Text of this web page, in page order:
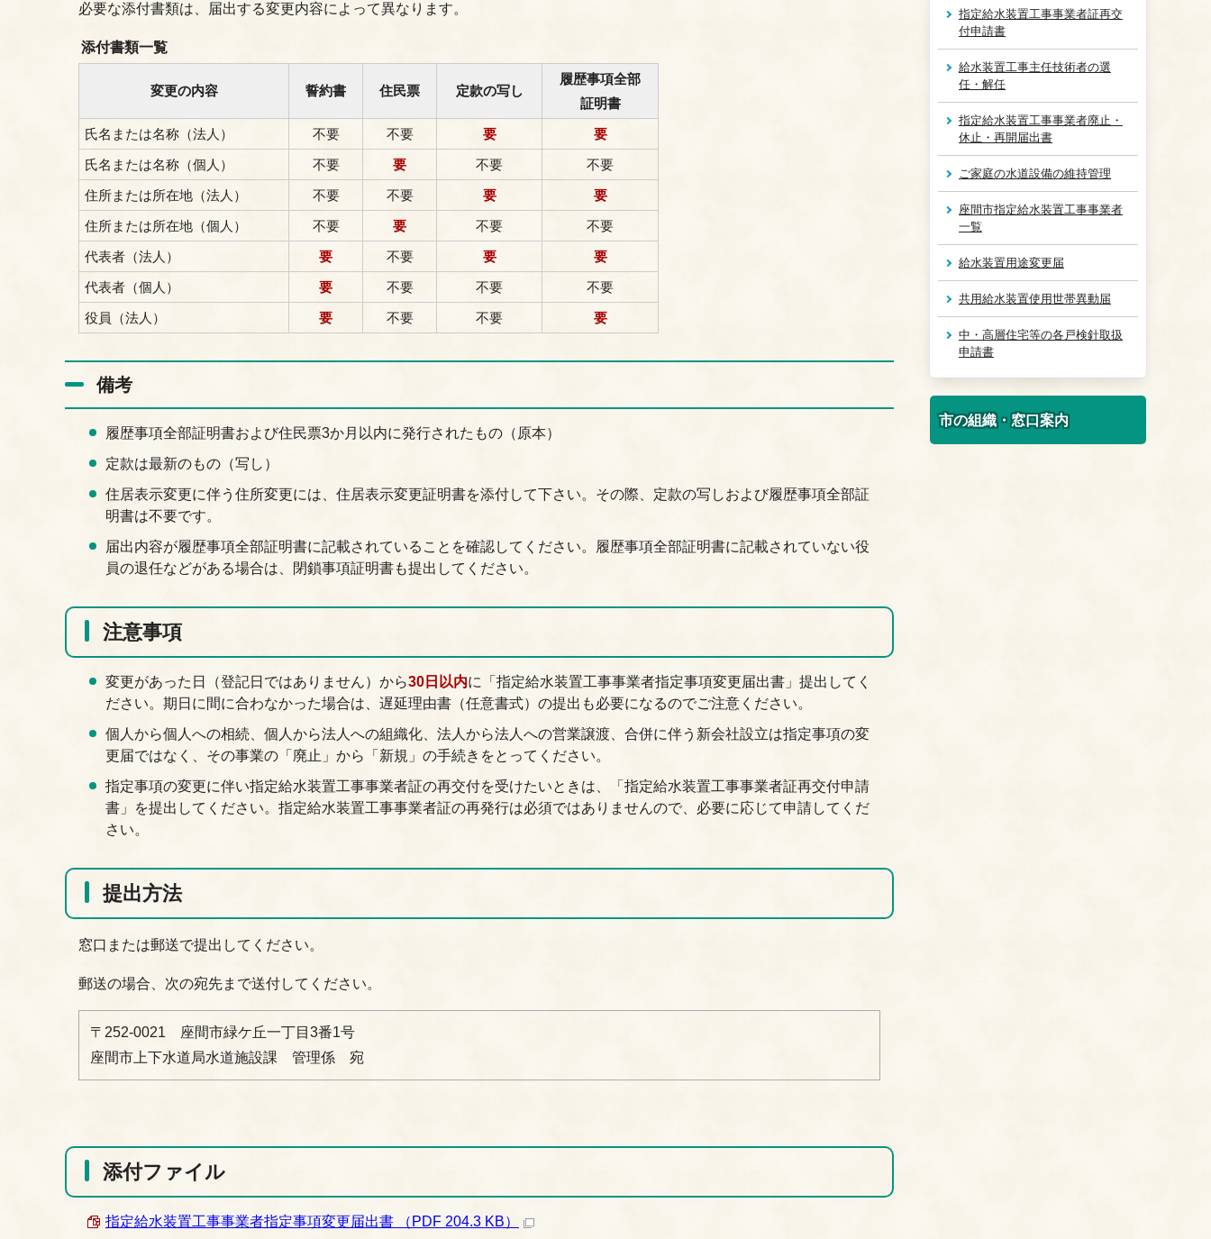
必要な添付書類は、届出する変更内容によって異なります。
添付書類一覧
変更の内容 誓約書 住民票 定款の写し
履歴事項全部
証明書
氏名または名称（法人）
不要 不要 要
要
氏名または名称（個人）
不要 要 不要
不要
住所または所在地（法人）
不要 不要 要
要
住所または所在地（個人）
不要 要 不要
不要
代表者（法人）
要 不要 要
要
代表者（個人）
要 不要 不要
不要
役員（法人）
要 不要 不要 要
備考
履歴事項全部証明書および住民票3か月以内に発行されたもの（原本）
定款は最新のもの（写し）
住居表示変更に伴う住所変更には、住居表示変更証明書を添付して下さい。その際、定款の写しおよび履歴事項全部証
明書は不要です。
届出内容が履歴事項全部証明書に記載されていることを確認してください。履歴事項全部証明書に記載されていない役
員の退任などがある場合は、閉鎖事項証明書も提出してください。
注意事項
変更があった日（登記日ではありません）から30日以内に「指定給水装置工事事業者指定事項変更届出書」提出してく
ださい。期日に間に合わなかった場合は、遅延理由書（任意書式）の提出も必要になるのでご注意ください。
個人から個人への相続、個人から法人への組織化、法人から法人への営業譲渡、合併に伴う新会社設立は指定事項の変
更届ではなく、その事業の「廃止」から「新規」の手続きをとってください。
指定事項の変更に伴い指定給水装置工事事業者証の再交付を受けたいときは、「指定給水装置工事事業者証再交付申請
書」を提出してください。指定給水装置工事事業者証の再発行は必須ではありませんので、必要に応じて申請してくだ
さい。
提出方法
窓口または郵送で提出してください。
郵送の場合、次の宛先まで送付してください。
〒252-0021 座間市緑ケ丘一丁目3番1号
座間市上下水道局水道施設課 管理係 宛
添付ファイル
指定給水装置工事事業者指定事項変更届出書 （PDF 204.3 KB）
指定給水装置工事事業者証再交
付申請書
給水装置工事主任技術者の選
任・解任
指定給水装置工事事業者廃止・
休止・再開届出書
ご家庭の水道設備の維持管理
座間市指定給水装置工事事業者
一覧
給水装置用途変更届
共用給水装置使用世帯異動届
中・高層住宅等の各戸検針取扱
申請書
市の組織・窓口案内